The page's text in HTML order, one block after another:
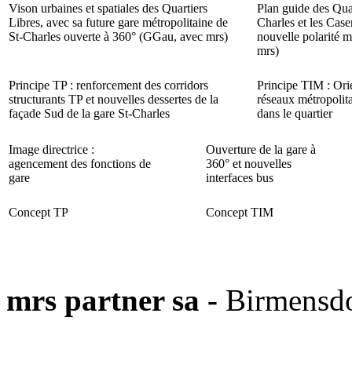
Vison urbaines et spatiales des Quartiers
Libres, avec sa future gare métropolitaine de
St-Charles ouverte à 360° (GGau, avec mrs)
Plan guide des
Charles et les
nouvelle polarité
mrs)
Principe TP : renforcement des corridors
structurants TP et nouvelles dessertes de la
façade Sud de la gare St-Charles
Principe TIM :
réseaux
dans le quartier
Image directrice :
agencement des fonctions de
gare
Ouverture de la gare à
360° et nouvelles
interfaces bus
Concept TP Concept TIM
mrs partner sa -